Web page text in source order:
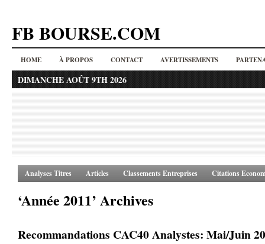
FB BOURSE.COM
HOME À PROPOS CONTACT AVERTISSEMENTS
DIMANCHE AOÛT 9TH 2026
Analyses Titres Articles Classements Entreprises Citations
‘Année 2011’ Archives
Recommandations CAC40 Analystes: Mai/Juin